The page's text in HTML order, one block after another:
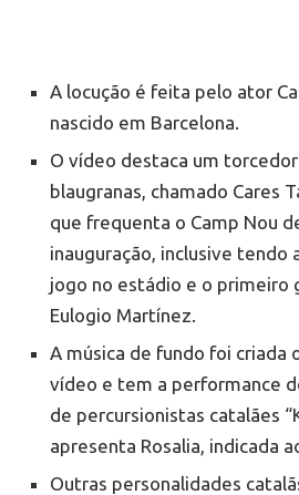
A locução é feita pelo ator
nascido em Barcelona.
O vídeo destaca um
blaugranas, chamado Cares
que frequenta o Camp Nou
inauguração, inclusive tendo
jogo no estádio e o primeiro
Eulogio Martínez.
A música de fundo foi criada
vídeo e tem a performance
de percursionistas catalães
apresenta Rosalia, indicada
Outras personalidades